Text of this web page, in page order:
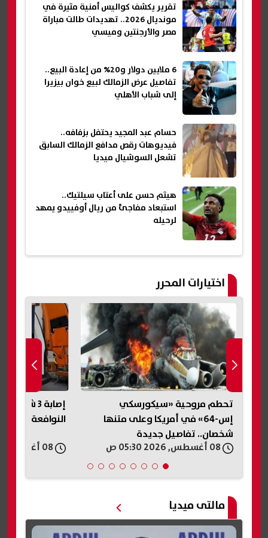
تقرير يكشف كواليس أمنية مثيرة في
مونديال 2026.. تهديدات طالت مباراة
مصر والأرجنتين وميسي
6 ملايين دولار و20% من إعادة البيع..
تفاصيل عرض الزمالك لبيع خوان بيزيرا
إلى شباب الأهلي
حسام عبد المجيد يحتفل بزفافه..
فيديوهات رقص مدافع الزمالك السابق
تشعل السوشيال ميديا
هيثم حسن على أعتاب سيلتيك..
استبعاد مفاجئ من ريال أوفييدو يمهد
لرحيله
اختيارات المحرر
تحطم مروحية «سيكورسكي
إس-64» في أمريكا وعلى متنها
شخصان.. تفاصيل جديدة
إصابة 3
النوافعة في
مالتى ميديا